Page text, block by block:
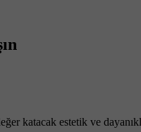
katacak estetik ve